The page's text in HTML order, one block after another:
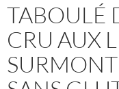
TABOULÉ
CRU AUX